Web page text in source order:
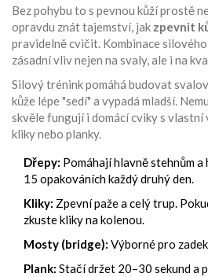
Bez pohybu to s pevnou kůží prostě
opravdu znát tajemství, jak zpevnit
pravidelně cvičit. Kombinace
zásadní vliv nejen na svaly, ale i na
Silový trénink pomáhá budovat
kůže lépe "sedí" a vypadá mladší.
skvěle fungují i domácí cviky s vlastní
kliky nebo planky.
Dřepy: Pomáhají hlavně stehnům a
15 opakováních každý druhý den.
Kliky: Zpevní paže a celý trup.
zkuste kliky na kolenou.
Mosty (bridge): Výborné pro
Plank: Stačí držet 20–30 sekund a